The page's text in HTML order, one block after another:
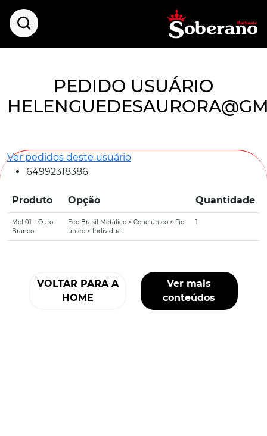
PEDIDO USUÁRIO
Ver pedidos deste usuário
64992318386
Produto Opção Quantidade
Mel 01 – Ouro
Branco
Eco Brasil Metálico > Cone único > Fio
único > Individual
1
VOLTAR PARA A
HOME
Ver mais
conteúdos